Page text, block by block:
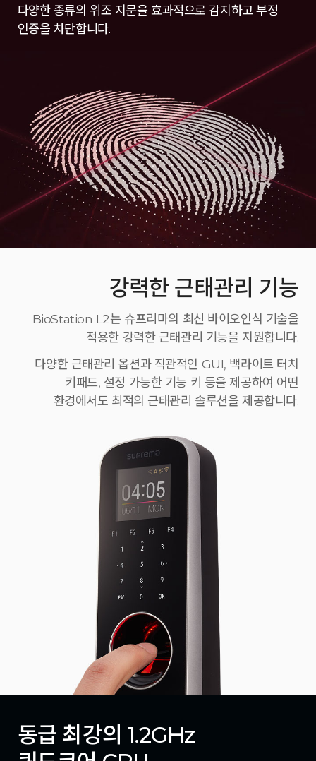
다양한 종류의 위조 지문을 효과적으로 감지하고 부정
인증을 차단합니다.
강력한 근태관리 기능
BioStation L2는 슈프리마의 최신 바이오인식 기술을
적용한 강력한 근태관리 기능을 지원합니다.
다양한 근태관리 옵션과 직관적인 GUI, 백라이트 터치
키패드, 설정 가능한 기능 키 등을 제공하여 어떤
환경에서도 최적의 근태관리 솔루션을 제공합니다.
동급 최강의 1.2GHz